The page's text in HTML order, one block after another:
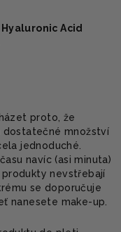
Hyaluronic Acid
proto, že
množství
jednoduché.
navíc (asi minuta)
nevstřebají
se doporučuje
nanesete make-up.